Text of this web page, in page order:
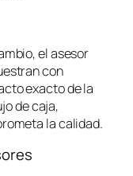
el asesor
con
exacto de la
de caja,
la calidad.